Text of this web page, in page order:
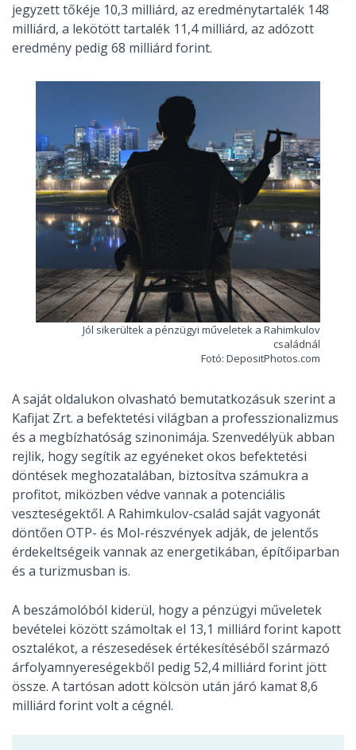
jegyzett tőkéje 10,3 milliárd, az eredménytartalék 148
milliárd, a lekötött tartalék 11,4 milliárd, az adózott
eredmény pedig 68 milliárd forint.
Jól sikerültek a pénzügyi műveletek a Rahimkulov
családnál
Fotó: DepositPhotos.com
A saját oldalukon olvasható bemutatkozásuk szerint a
Kafijat Zrt. a befektetési világban a professzionalizmus
és a megbízhatóság szinonimája. Szenvedélyük abban
rejlik, hogy segítik az egyéneket okos befektetési
döntések meghozatalában, biztosítva számukra a
profitot, miközben védve vannak a potenciális
veszteségektől. A Rahimkulov-család saját vagyonát
döntően OTP- és Mol-részvények adják, de jelentős
érdekeltségeik vannak az energetikában, építőiparban
és a turizmusban is.
A beszámolóból kiderül, hogy a pénzügyi műveletek
bevételei között számoltak el 13,1 milliárd forint kapott
osztalékot, a részesedések értékesítéséből származó
árfolyamnyereségekből pedig 52,4 milliárd forint jött
össze. A tartósan adott kölcsön után járó kamat 8,6
milliárd forint volt a cégnél.